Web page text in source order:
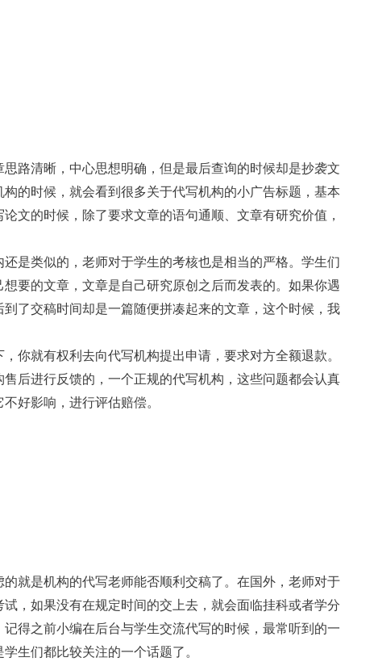
路清晰，中心思想明确，但是最后查询的时候却是抄袭文
的时候，就会看到很多关于代写机构的小广告标题，基本
文的时候，除了要求文章的语句通顺、文章有研究价值，
是类似的，老师对于学生的考核也是相当的严格。学生们
要的文章，文章是自己研究原创之后而发表的。如果你遇
了交稿时间却是一篇随便拼凑起来的文章，这个时候，我
你就有权利去向代写机构提出申请，要求对方全额退款。
后进行反馈的，一个正规的代写机构，这些问题都会认真
好影响，进行评估赔偿。
就是机构的代写老师能否顺利交稿了。在国外，老师对于
，如果没有在规定时间的交上去，就会面临挂科或者学分
得之前小编在后台与学生交流代写的时候，最常听到的一
生们都比较关注的一个话题了。